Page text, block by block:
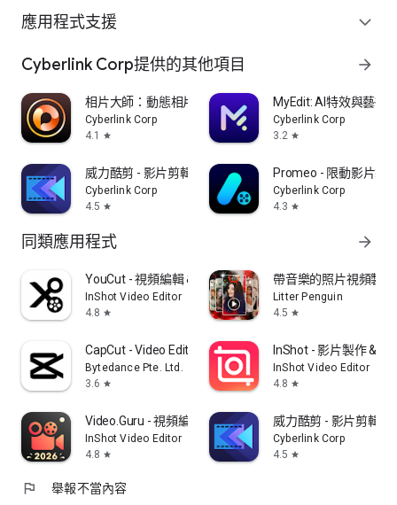
應用程式支援 expand_more
Cyberlink Corp提供的其他項目 arrow_forward
相片大師：動態相片編輯 & AI 照片編修
Cyberlink Corp
4.1
star
MyEdit: AI特效與藝術
Cyberlink Corp
3.2 star
威力酷剪 - 影片剪輯
Cyberlink Corp
4.5 star
Promeo - 限動影片製
Cyberlink Corp
4.3 star
同類應用程式 arrow_forward
YouCut - 視頻編輯 & 影片製作 & 影片剪輯
InShot Video Editor
4.8 star
帶音樂的照片視頻製
Litter Penguin
4.5 star
CapCut - Video Editor
Bytedance Pte. Ltd.
3.6 star
InShot - 影片製作 &
InShot Video Editor
4.8 star
Video.Guru - 視頻編輯器
InShot Video Editor
4.8 star
威力酷剪 - 影片剪輯
Cyberlink Corp
4.5 star
flag 舉報不當內容